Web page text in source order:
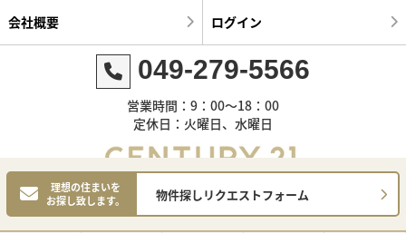
理想の住まいを
お探し致します。
物件探しリクエストフォーム
会社概要 ログイン
049-279-5566
営業時間：9：00～18：00
定休日：火曜日、水曜日
©センチュリー21明和ハウス